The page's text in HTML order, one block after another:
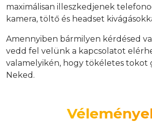
maximálisan illeszkedjenek
kamera, töltő és headset
Amennyiben bármilyen kérdésed
vedd fel velünk a kapcsolatot
valamelyikén, hogy tökéletes tokot
Neked.